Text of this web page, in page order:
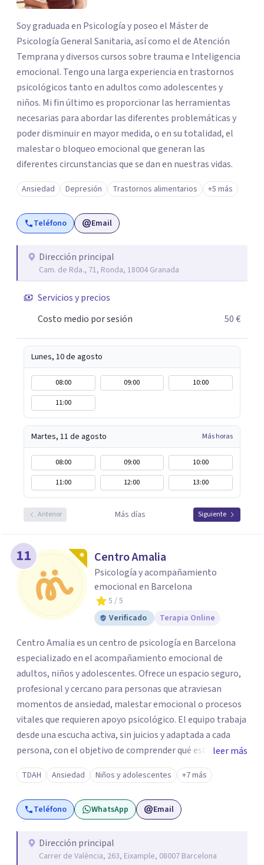
Soy graduada en Psicología y poseo el Máster de
Psicología General Sanitaria, así como el de Atención
Temprana y diversos cursos sobre trauma e Inteligencia
emocional. Tengo una larga experiencia en trastornos
psicológicos tanto en adultos como adolescentes y
niños. Mi fin último es proporcionar las herramientas
necesarias para abordar las diferentes problemáticas y
poder disminuir en mayor medida, o en su totalidad, el
malestar o bloqueo emocional que generan las
diferentes circunstancias que se dan en nuestras vidas.
Ansiedad Depresión Trastornos alimentarios +5 más
Teléfono Email
Dirección principal
Cam. de Rda., 71, Ronda, 18004 Granada
Servicios y precios
Costo medio por sesión
50 €
Lunes, 10 de agosto
08:00 09:00
10:00
11:00
Martes, 11 de agosto Más horas
08:00 09:00
10:00
11:00
12:00 13:00
Anterior Más días Siguiente
11 Centro Amalia
Psicología y acompañamiento
emocional en Barcelona
5 / 5
Verificado
Terapia Online
Centro Amalia es un centro de psicología en Barcelona
especializado en el acompañamiento emocional de
adultos, niños y adolescentes. Ofrece un espacio seguro,
profesional y cercano para personas que atraviesan
momentos de ansiedad, malestar emocional o procesos
vitales que requieren apoyo psicológico. El equipo trabaja
desde una escucha activa, sin juicios y adaptada a cada
persona, con el objetivo de comprender qué está
ocurriendo y facilitar herramientas para avanzar con
mayor equilibrio y bienestar. La intervención se realiza en
un entorno confidencial y tranquilo, cuidando el ritmo y
las necesidades de cada proceso terapéutico. En Centro
el trauma, la depresión y otros retos emocionales, así
como procesos de crecimiento personal y
leer más
TDAH Ansiedad Niños y adolescentes +7 más
Teléfono WhatsApp Email
Dirección principal
Carrer de València, 263, Eixample, 08007 Barcelona